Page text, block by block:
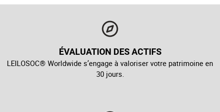
ÉVALUATION DES ACTIFS
LEILOSOC® Worldwide s’engage à valoriser votre patrimoine en
30 jours.